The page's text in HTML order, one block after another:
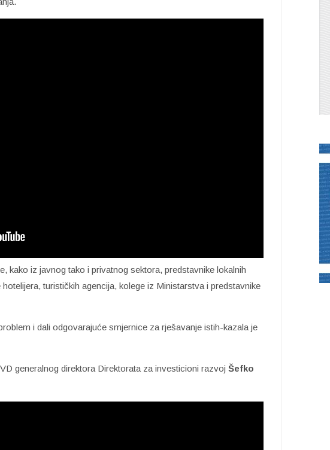
kako iz javnog tako i privatnog sektora, predstavnike lokalnih
turističkih agencija, kolege iz Ministarstva i predstavnike
i dali odgovarajuće smjernice za rješavanje istih-kazala je
generalnog direktora Direktorata za investicioni razvoj Šefko